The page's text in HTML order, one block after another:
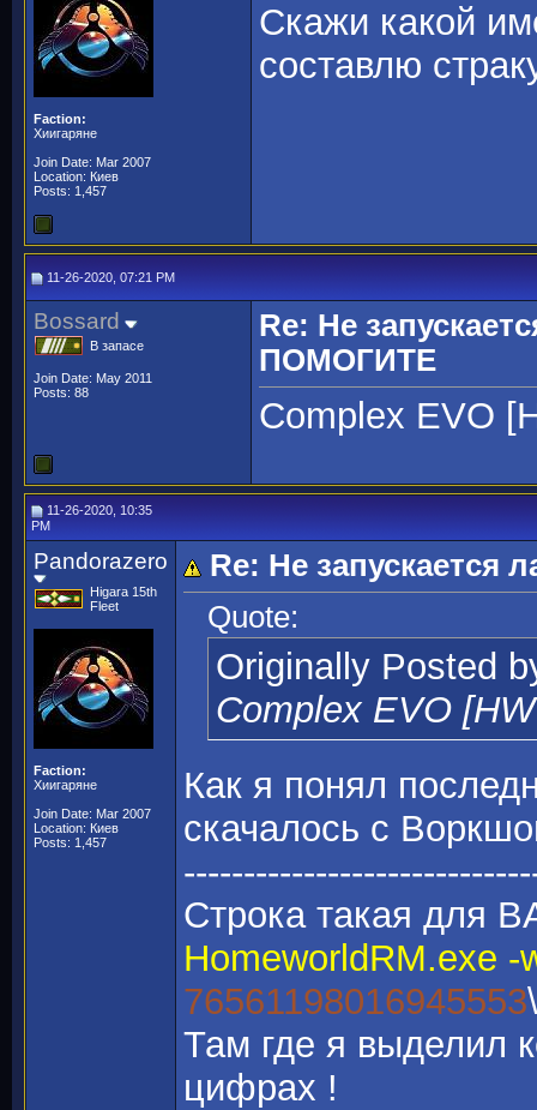
Faction:
Хиигаряне
Join Date: Mar 2007
Location: Киев
Posts: 1,457
Скажи какой
составлю
11-26-2020, 07:21 PM
Bossard
В запасе
Join Date: May 2011
Posts: 88
Re: Не
ПОМОГИТЕ
Complex EVO
11-26-2020, 10:35
PM
Pandorazero
Higara 15th
Fleet
Faction:
Хиигаряне
Join Date: Mar 2007
Location: Киев
Posts: 1,457
Re: Не запускается
Quote:
Originally Posted
Complex EVO
Как я понял
скачалось с
Строка такая для
HomeworldRM.exe -
76561198016945553\
Там где я выделил
цифрах !